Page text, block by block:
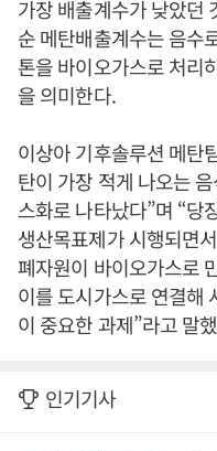
가장 배출계수가 낮았던
순 메탄배출계수는 음수
톤을 바이오가스로 처리
을 의미한다.
이상아 기후솔루션 메탄
탄이 가장 적게 나오는
스화로 나타났다”며 “당
생산목표제가 시행되면
폐자원이 바이오가스로
이를 도시가스로 연결해
이 중요한 과제”라고 말
인기기사